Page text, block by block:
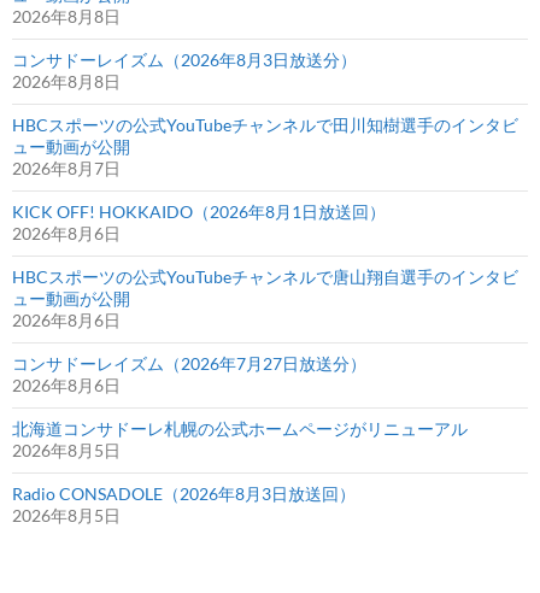
2026年8月8日
コンサドーレイズム（2026年8月3日放送分）
2026年8月8日
HBCスポーツの公式YouTubeチャンネルで田川知樹選手のインタビ
ュー動画が公開
2026年8月7日
KICK OFF! HOKKAIDO（2026年8月1日放送回）
2026年8月6日
HBCスポーツの公式YouTubeチャンネルで唐山翔自選手のインタビ
ュー動画が公開
2026年8月6日
コンサドーレイズム（2026年7月27日放送分）
2026年8月6日
北海道コンサドーレ札幌の公式ホームページがリニューアル
2026年8月5日
Radio CONSADOLE（2026年8月3日放送回）
2026年8月5日